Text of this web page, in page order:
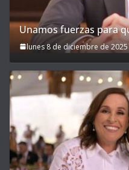
Unamos fuerzas para
lunes 8 de diciembre de 2025